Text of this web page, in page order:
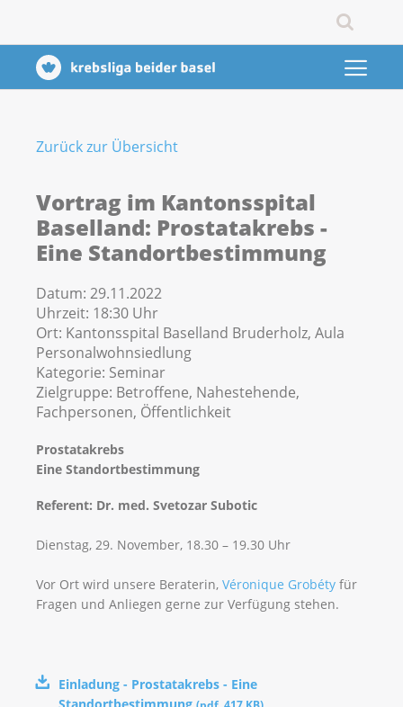
Zurück zur Übersicht
Vortrag im Kantonsspital
Baselland: Prostatakrebs -
Eine Standortbestimmung
Datum: 29.11.2022
Uhrzeit: 18:30 Uhr
Ort: Kantonsspital Baselland Bruderholz, Aula
Personalwohnsiedlung
Kategorie: Seminar
Zielgruppe: Betroffene, Nahestehende,
Fachpersonen, Öffentlichkeit
Prostatakrebs
Eine Standortbestimmung
Referent: Dr. med. Svetozar Subotic
Dienstag, 29. November, 18.30 – 19.30 Uhr
Vor Ort wird unsere Beraterin, Véronique Grobéty für
Fragen und Anliegen gerne zur Verfügung stehen.
Einladung - Prostatakrebs - Eine